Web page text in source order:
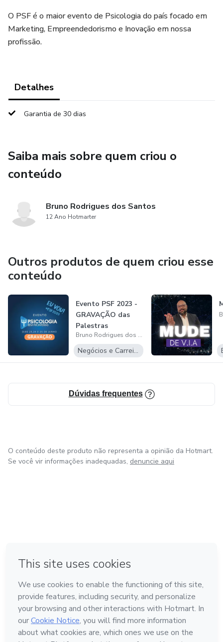
O PSF é o maior evento de Psicologia do país focado em
Marketing, Empreendedorismo e Inovação em nossa
profissão.
Detalhes
Garantia de 30 dias
Saiba mais sobre quem criou o
conteúdo
Bruno Rodrigues dos Santos
12 Ano Hotmarter
Outros produtos de quem criou esse
conteúdo
Evento PSF 2023 -
GRAVAÇÃO das
Palestras
Bruno Rodrigues dos Santos
Negócios e Carreira
Dúvidas frequentes
O conteúdo deste produto não representa a opinião da Hotmart.
Se você vir informações inadequadas, denuncie aqui
em Belo Horizonte
na Cidade do México
Conheça a Hotmart